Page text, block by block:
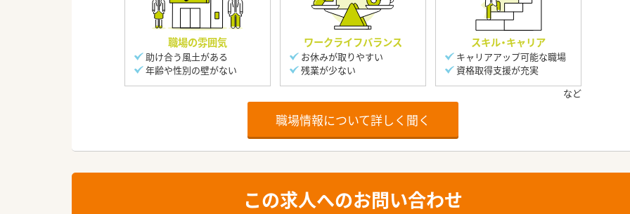
職場の雰囲気
助け合う風土がある
年齢や性別の壁がない
ワークライフバランス
お休みが取りやすい
残業が少ない
スキル・キャリア
キャリアアップ可能な職場
資格取得支援が充実
職場情報について詳しく聞く
この求人へのお問い合わせ